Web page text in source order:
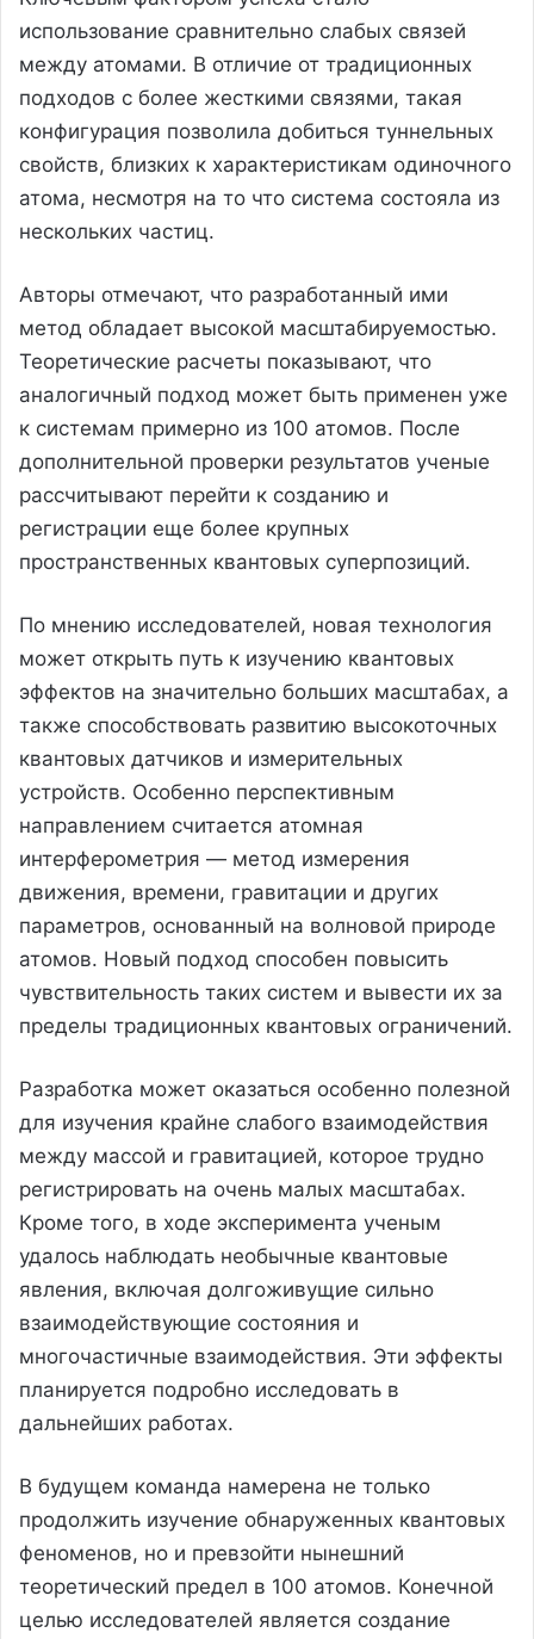
использование сравнительно слабых связей
между атомами. В отличие от традиционных
подходов с более жесткими связями, такая
конфигурация позволила добиться туннельных
свойств, близких к характеристикам одиночного
атома, несмотря на то что система состояла из
нескольких частиц.
Авторы отмечают, что разработанный ими
метод обладает высокой масштабируемостью.
Теоретические расчеты показывают, что
аналогичный подход может быть применен уже
к системам примерно из 100 атомов. После
дополнительной проверки результатов ученые
рассчитывают перейти к созданию и
регистрации еще более крупных
пространственных квантовых суперпозиций.
По мнению исследователей, новая технология
может открыть путь к изучению квантовых
эффектов на значительно больших масштабах, а
также способствовать развитию высокоточных
квантовых датчиков и измерительных
устройств. Особенно перспективным
направлением считается атомная
интерферометрия — метод измерения
движения, времени, гравитации и других
параметров, основанный на волновой природе
атомов. Новый подход способен повысить
чувствительность таких систем и вывести их за
пределы традиционных квантовых ограничений.
Разработка может оказаться особенно полезной
для изучения крайне слабого взаимодействия
между массой и гравитацией, которое трудно
регистрировать на очень малых масштабах.
Кроме того, в ходе эксперимента ученым
удалось наблюдать необычные квантовые
явления, включая долгоживущие сильно
взаимодействующие состояния и
многочастичные взаимодействия. Эти эффекты
планируется подробно исследовать в
дальнейших работах.
В будущем команда намерена не только
продолжить изучение обнаруженных квантовых
феноменов, но и превзойти нынешний
теоретический предел в 100 атомов. Конечной
целью исследователей является создание